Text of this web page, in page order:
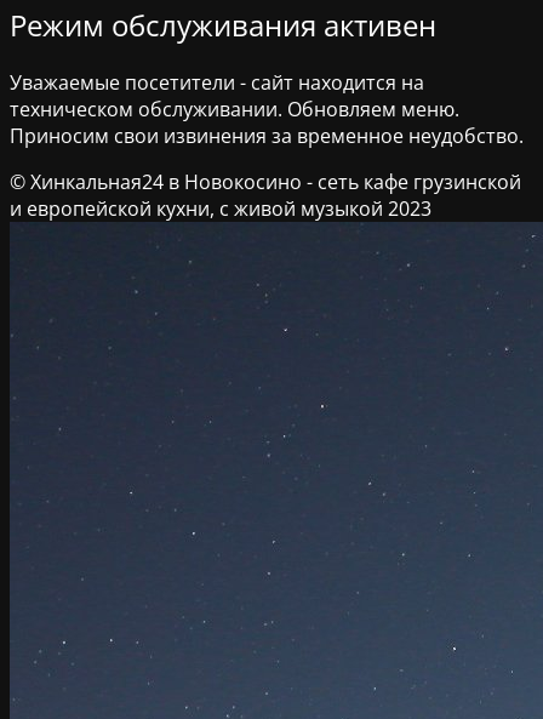
Режим обслуживания активен
Уважаемые посетители - сайт находится на
техническом обслуживании. Обновляем меню.
Приносим свои извинения за временное неудобство.
© Хинкальная24 в Новокосино - сеть кафе грузинской
и европейской кухни, с живой музыкой 2023